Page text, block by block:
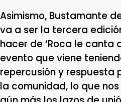
Asimismo, Bustamante
va a ser la tercera
hacer de ‘Roca le canta
evento que viene
repercusión y respuesta
la comunidad, lo que